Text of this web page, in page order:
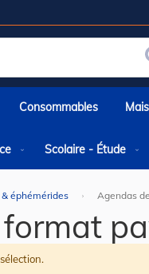
Consommables
Scolaire - Étude
éphémérides Agendas